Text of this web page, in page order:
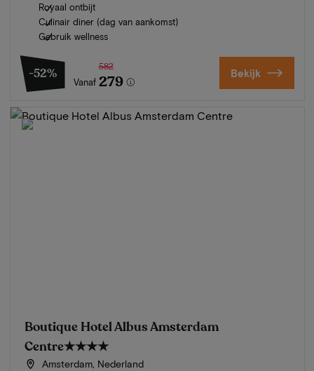
Royaal ontbijt
Culinair diner (dag van aankomst)
Gebruik wellness
-52%
Vanaf
582
279 Bekijk
Boutique Hotel Albus Amsterdam
Centre★★★★
Amsterdam, Nederland